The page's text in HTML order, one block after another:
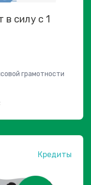
в силу с 1
грамотности
Кредиты